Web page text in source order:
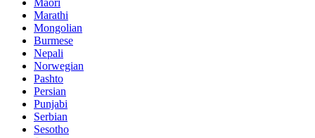
Maori
Marathi
Mongolian
Burmese
Nepali
Norwegian
Pashto
Persian
Punjabi
Serbian
Sesotho